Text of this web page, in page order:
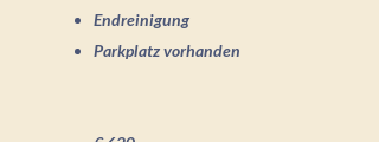
Endreinigung
Parkplatz vorhanden